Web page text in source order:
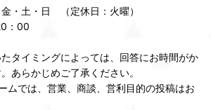
・土・日 （定休日：火曜）
：00
タイミングによっては、回答にお時間がか
あらかじめご了承ください。
ムでは、営業、商談、営利目的の投稿はお